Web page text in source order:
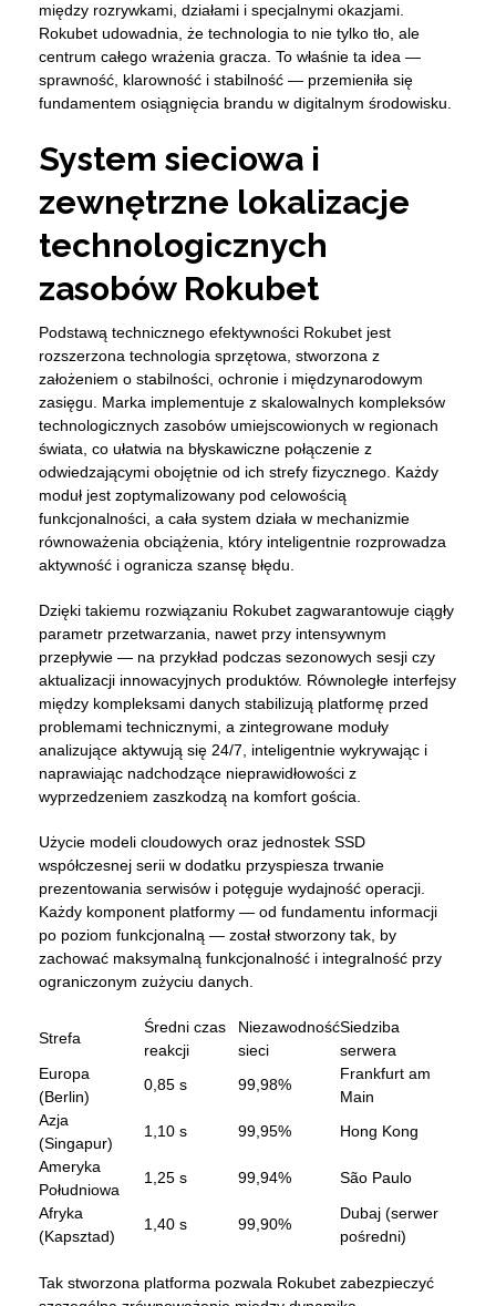
między rozrywkami, działami i specjalnymi okazjami.
Rokubet udowadnia, że technologia to nie tylko tło, ale
centrum całego wrażenia gracza. To właśnie ta idea —
sprawność, klarowność i stabilność — przemieniła się
fundamentem osiągnięcia brandu w digitalnym środowisku.
System sieciowa i
zewnętrzne lokalizacje
technologicznych
zasobów Rokubet
Podstawą technicznego efektywności Rokubet jest
rozszerzona technologia sprzętowa, stworzona z
założeniem o stabilności, ochronie i międzynarodowym
zasięgu. Marka implementuje z skalowalnych kompleksów
technologicznych zasobów umiejscowionych w regionach
świata, co ułatwia na błyskawiczne połączenie z
odwiedzającymi obojętnie od ich strefy fizycznego. Każdy
moduł jest zoptymalizowany pod celowością
funkcjonalności, a cała system działa w mechanizmie
równoważenia obciążenia, który inteligentnie rozprowadza
aktywność i ogranicza szansę błędu.
Dzięki takiemu rozwiązaniu Rokubet zagwarantowuje ciągły
parametr przetwarzania, nawet przy intensywnym
przepływie — na przykład podczas sezonowych sesji czy
aktualizacji innowacyjnych produktów. Równoległe interfejsy
między kompleksami danych stabilizują platformę przed
problemami technicznymi, a zintegrowane moduły
analizujące aktywują się 24/7, inteligentnie wykrywając i
naprawiając nadchodzące nieprawidłowości z
wyprzedzeniem zaszkodzą na komfort gościa.
Użycie modeli cloudowych oraz jednostek SSD
współczesnej serii w dodatku przyspiesza trwanie
prezentowania serwisów i potęguje wydajność operacji.
Każdy komponent platformy — od fundamentu informacji
po poziom funkcjonalną — został stworzony tak, by
zachować maksymalną funkcjonalność i integralność przy
ograniczonym zużyciu danych.
Strefa
Średni czas
reakcji
Niezawodność
sieci
Siedziba
serwera
Europa
(Berlin)
0,85 s 99,98%
Frankfurt am
Main
Azja
(Singapur)
1,10 s 99,95%
Hong Kong
Ameryka
Południowa
1,25 s 99,94%
São Paulo
Afryka
(Kapsztad)
1,40 s 99,90%
Dubaj (serwer
pośredni)
Tak stworzona platforma pozwala Rokubet zabezpieczyć